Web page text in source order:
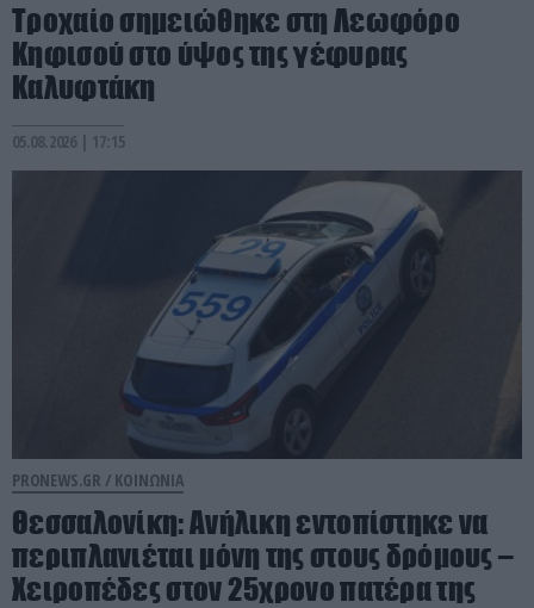
Τροχαίο σημειώθηκε στη Λεωφόρο
Κηφισού στο ύψος της γέφυρας
Καλυφτάκη
05.08.2026 | 17:15
PRONEWS.GR / ΚΟΙΝΩΝΙΑ
Θεσσαλονίκη: Ανήλικη εντοπίστηκε να
περιπλανιέται μόνη της στους δρόμους –
Χειροπέδες στον 25χρονο πατέρα της